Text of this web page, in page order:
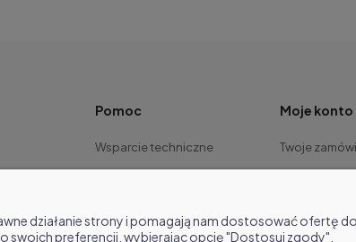
Pomoc
Wsparcie techniczne
Dla serwisu
MailRaport
Moje konto
Twoje
Ustawienia
działanie strony i pomagają nam dostosować ofertę
swoich preferencji, wybierając opcję "Dostosuj zgody".